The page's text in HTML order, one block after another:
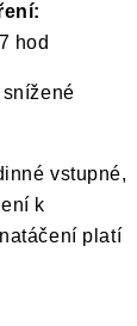
hod
vstupné,
k
platí